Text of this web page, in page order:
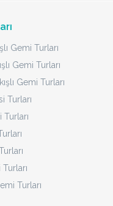
Gemi Turları
Gemi Turları
Gemi Turları
Turları
Turları
Turları